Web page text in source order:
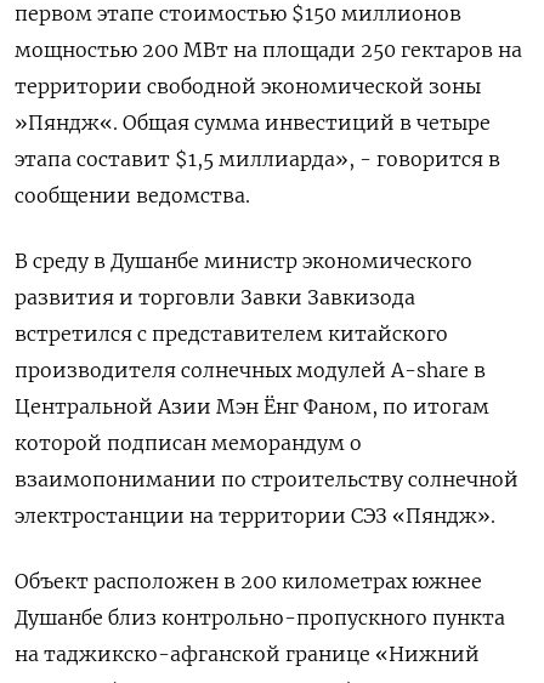
первом этапе стоимостью $150 миллионов
мощностью 200 МВт на площади 250 гектаров на
территории свободной экономической зоны
»Пяндж«. Общая сумма инвестиций в четыре
этапа составит $1,5 миллиарда», - говорится в
сообщении ведомства.
В среду в Душанбе министр экономического
развития и торговли Завки Завкизода
встретился с представителем китайского
производителя солнечных модулей A-share в
Центральной Азии Мэн Ёнг Фаном, по итогам
которой подписан меморандум о
взаимопонимании по строительству солнечной
электростанции на территории СЭЗ «Пяндж».
Объект расположен в 200 километрах южнее
Душанбе близ контрольно-пропускного пункта
на таджикско-афганской границе «Нижний